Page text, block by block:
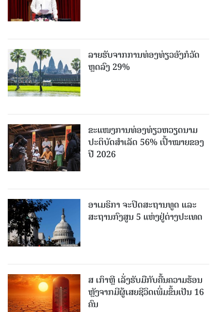
ລາຍຮັບຈາກການທ່ອງທ່ຽວອັງກໍວັດ
ຫຼດລົງ 29%
ຂະ​ແໜງ​ການ​ທ່ອງ​ທ່ຽວຫວຽດນາມ ​
ປະ​ຕິ​ບັດ​ສຳ​ເລັດ 56% ເປົ້າ​ໝາຍຂອງ
ປີ 2026
ອາເມຣິກາ ຈະປິດສະຖານທູດ ແ​ລະ
ສະຖານກົງສູນ 5 ແຫ່ງ​ຢູ່​ຕ່າງ​ປະ​ເທດ
ສ ເກົາຫຼີ ເລັ່ງຮັບມືກັບຄື້ນຄວາມຮ້ອນ
ຫຼັງຈາກມີຜູ້ເສຍຊີວິດເພີ່ມຂຶ້ນເປັນ 16
ຄົນ